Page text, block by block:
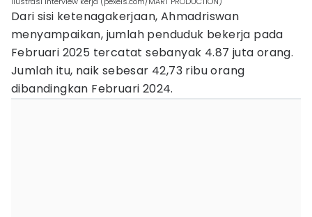
Dari sisi ketenagakerjaan, Ahmadriswan
menyampaikan, jumlah penduduk bekerja pada
Februari 2025 tercatat sebanyak 4.87 juta orang.
Jumlah itu, naik sebesar 42,73 ribu orang
dibandingkan Februari 2024.